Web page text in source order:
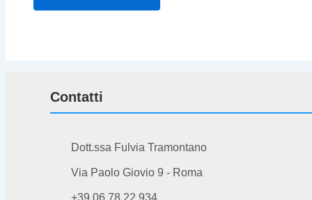
Contatti
Dott.ssa Fulvia Tramontano
Via Paolo Giovio 9 - Roma
+39 06 78 22 934